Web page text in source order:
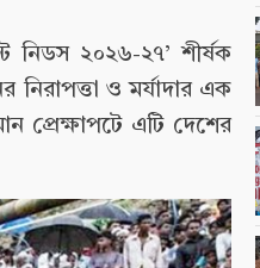
নিডস ২০২৬-২৭’ শীর্ষক
নিরাপত্তা ও মর্যাদার এক
প্রেক্ষাপটে এটি দেশের